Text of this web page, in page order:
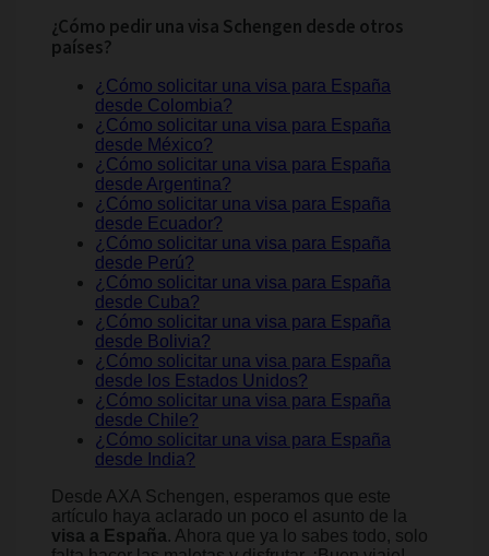
¿Cómo pedir una visa Schengen desde otros
países?
¿Cómo solicitar una visa para España
desde Colombia?
¿Cómo solicitar una visa para España
desde México?
¿Cómo solicitar una visa para España
desde Argentina?
¿Cómo solicitar una visa para España
desde Ecuador?
¿Cómo solicitar una visa para España
desde Perú?
¿Cómo solicitar una visa para España
desde Cuba?
¿Cómo solicitar una visa para España
desde Bolivia?
¿Cómo solicitar una visa para España
desde los Estados Unidos?
¿Cómo solicitar una visa para España
desde Chile?
¿Cómo solicitar una visa para España
desde India?
Desde AXA Schengen, esperamos que este
artículo haya aclarado un poco el asunto de la
visa a España. Ahora que ya lo sabes todo, solo